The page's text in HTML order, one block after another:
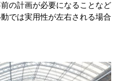
の計画が必要になることなど
では実用性が左右される場合